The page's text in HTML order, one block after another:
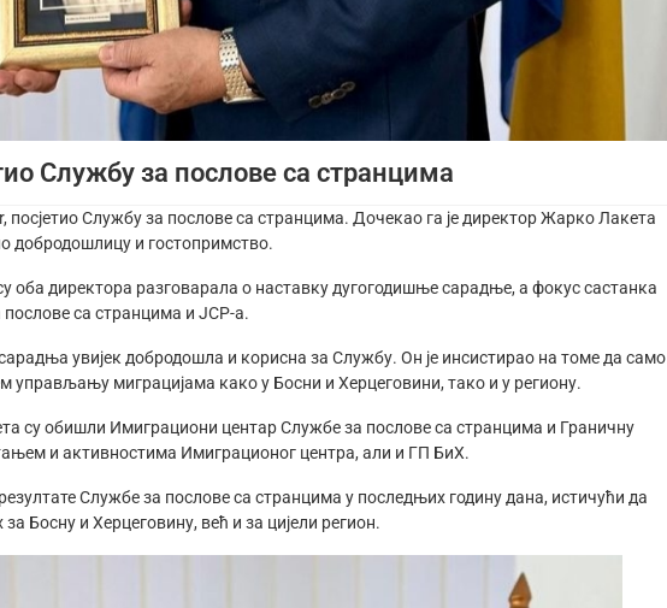
Службу за послове са странцима
посјетио Службу за послове са странцима. Дочекао га је директор Жарко Лакета
добродошлицу и гостопримство.
оба директора разговарала о наставку дугогодишње сарадње, а фокус састанка
са странцима и JCP-а.
увијек добродошла и корисна за Службу. Он је инсистирао на томе да само
миграцијама како у Босни и Херцеговини, тако и у региону.
су обишли Имиграциони центар Службе за послове са странцима и Граничну
и активностима Имиграционог центра, али и ГП БиХ.
Службе за послове са странцима у последњих годину дана, истичући да
Босну и Херцеговину, већ и за цијели регион.